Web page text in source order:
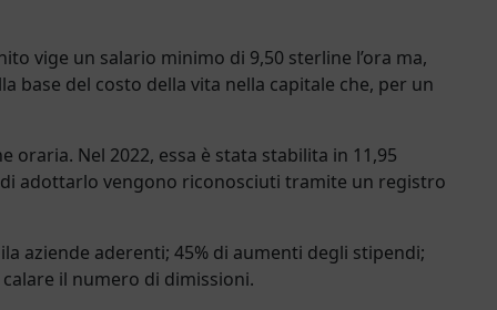
vige un salario minimo di 9,50 sterline l’ora ma,
base del costo della vita nella capitale che, per un
Nel 2022, essa è stata stabilita in 11,95
adottarlo vengono riconosciuti tramite un registro
aziende aderenti; 45% di aumenti degli stipendi;
il numero di dimissioni.